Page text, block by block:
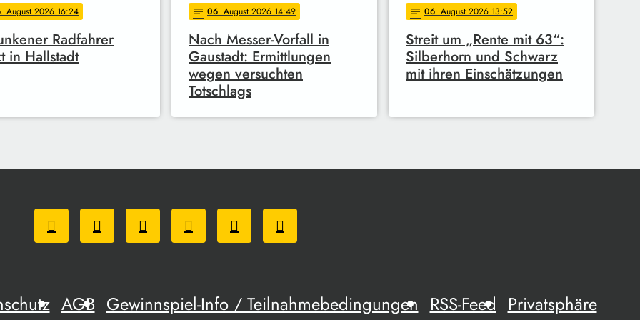
. August 2026 16:24
Radfahrer
in Hallstadt
notes 06. August 2026 14:49
Nach Messer-Vorfall in
Gaustadt: Ermittlungen
wegen versuchten
Totschlags
notes 06. August 2026 13:52
Streit um „Rente mit 63“:
Silberhorn und Schwarz
mit ihren Einschätzungen
AGB Gewinnspiel-Info / Teilnahmebedingungen RSS-Feed Privatsphäre